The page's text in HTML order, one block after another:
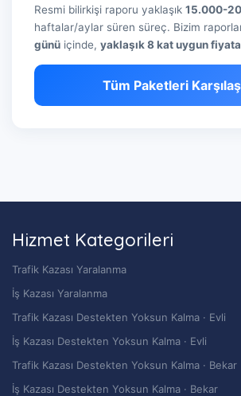
Resmi bilirkişi raporu yaklaşık 15.000-
haftalar/aylar süren süreç. Bizim
günü içinde, yaklaşık 8 kat uygun fiyata
Tüm Paketleri
Hizmet Kategorileri
Trafik Kazası Yaralanma
İş Kazası Yaralanma
Trafik Kazası Destekten Yoksun Kalma · Evli
İş Kazası Destekten Yoksun Kalma · Evli
Trafik Kazası Destekten Yoksun Kalma · Bekar
İş Kazası Destekten Yoksun Kalma · Bekar